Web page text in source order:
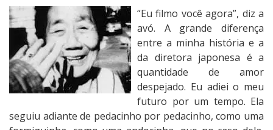
“Eu filmo você agora”, diz a
avó. A grande diferença
entre a minha história e a
da diretora japonesa é a
quantidade de amor
despejado. Eu adiei o meu
futuro por um tempo. Ela
seguiu adiante de pedacinho por pedacinho, como uma